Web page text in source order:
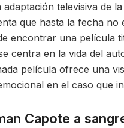
televisiva de
que hasta la fecha no
encontrar una película
centra en la vida del
película ofrece una
en el caso que
Capote a